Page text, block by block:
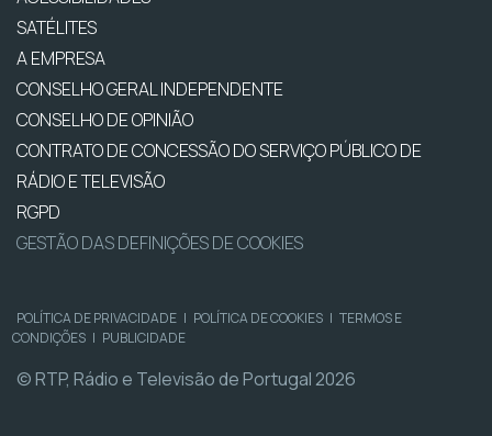
SATÉLITES
A EMPRESA
CONSELHO GERAL INDEPENDENTE
CONSELHO DE OPINIÃO
CONTRATO DE CONCESSÃO DO SERVIÇO PÚBLICO DE
RÁDIO E TELEVISÃO
RGPD
GESTÃO DAS DEFINIÇÕES DE COOKIES
POLÍTICA DE PRIVACIDADE | POLÍTICA DE COOKIES | TERMOS E
CONDIÇÕES | PUBLICIDADE
© RTP, Rádio e Televisão de Portugal 2026